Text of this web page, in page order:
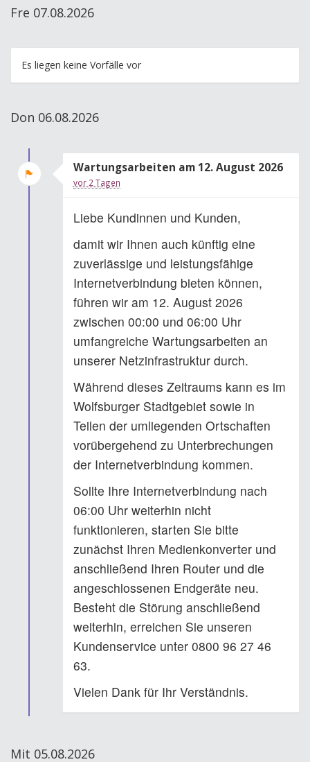
Fre 07.08.2026
Es liegen keine Vorfälle vor
Don 06.08.2026
Wartungsarbeiten am 12. August 2026
vor 2 Tagen
Liebe Kundinnen und Kunden,
damit wir Ihnen auch künftig eine
zuverlässige und leistungsfähige
Internetverbindung bieten können,
führen wir am 12. August 2026
zwischen 00:00 und 06:00 Uhr
umfangreiche Wartungsarbeiten an
unserer Netzinfrastruktur durch.
Während dieses Zeitraums kann es im
Wolfsburger Stadtgebiet sowie in
Teilen der umliegenden Ortschaften
vorübergehend zu Unterbrechungen
der Internetverbindung kommen.
Sollte Ihre Internetverbindung nach
06:00 Uhr weiterhin nicht
funktionieren, starten Sie bitte
zunächst Ihren Medienkonverter und
anschließend Ihren Router und die
angeschlossenen Endgeräte neu.
Besteht die Störung anschließend
weiterhin, erreichen Sie unseren
Kundenservice unter 0800 96 27 46
63.
Vielen Dank für Ihr Verständnis.
Mit 05.08.2026